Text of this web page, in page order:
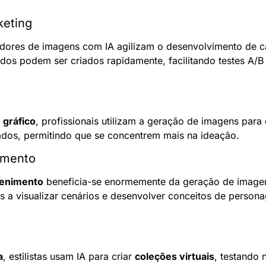
de imagens com IA agilizam o desenvolvimento de
podem ser criados rapidamente, facilitando testes A/
gráfico, profissionais utilizam a geração de imagens
permitindo que se concentrem mais na ideação.
beneficia-se enormemente da geração de
a visualizar cenários e desenvolver conceitos de
, estilistas usam IA para criar coleções virtuais, testando